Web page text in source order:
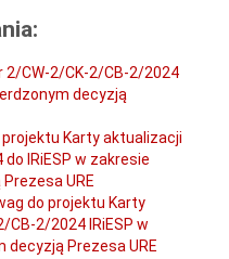
2/CW-2/CK-2/CB-2/2024
decyzją
Karty aktualizacji
IRiESP w zakresie
URE
do projektu Karty
2/2024 IRiESP w
Prezesa URE